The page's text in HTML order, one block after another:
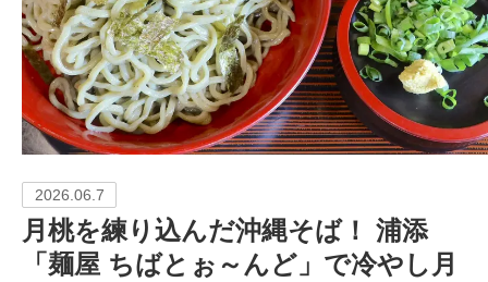
2026.06.7
月桃を練り込んだ沖縄そば！ 浦添
「麺屋 ちばとぉ～んど」で冷やし月